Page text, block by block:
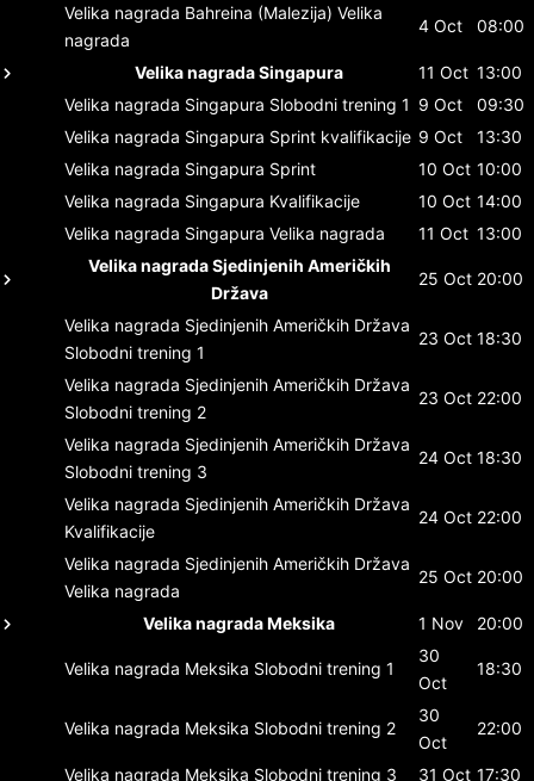
Velika nagrada Bahreina (Malezija) Velika
nagrada
4 Oct 08:00
Velika nagrada Singapura 11 Oct 13:00
Velika nagrada Singapura Slobodni trening 1 9 Oct
09:30
Velika nagrada Singapura Sprint kvalifikacije 9 Oct
13:30
Velika nagrada Singapura Sprint 10 Oct 10:00
Velika nagrada Singapura Kvalifikacije 10 Oct 14:00
Velika nagrada Singapura Velika nagrada 11 Oct 13:00
Velika nagrada Sjedinjenih Američkih
Država
25 Oct 20:00
Velika nagrada Sjedinjenih Američkih Država
Slobodni trening 1
23 Oct 18:30
Velika nagrada Sjedinjenih Američkih Država
Slobodni trening 2
23 Oct 22:00
Velika nagrada Sjedinjenih Američkih Država
Slobodni trening 3
24 Oct 18:30
Velika nagrada Sjedinjenih Američkih Država
Kvalifikacije
24 Oct 22:00
Velika nagrada Sjedinjenih Američkih Država
Velika nagrada
25 Oct 20:00
Velika nagrada Meksika 1 Nov 20:00
Velika nagrada Meksika Slobodni trening 1
30
Oct
18:30
Velika nagrada Meksika Slobodni trening 2
30
Oct
22:00
Velika nagrada Meksika Slobodni trening 3 31 Oct 17:30